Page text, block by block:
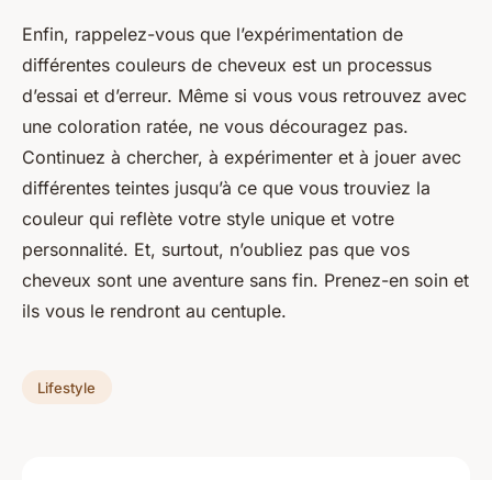
Enfin, rappelez-vous que l’expérimentation de
différentes couleurs de cheveux est un processus
d’essai et d’erreur. Même si vous vous retrouvez avec
une coloration ratée, ne vous découragez pas.
Continuez à chercher, à expérimenter et à jouer avec
différentes teintes jusqu’à ce que vous trouviez la
couleur qui reflète votre style unique et votre
personnalité. Et, surtout, n’oubliez pas que vos
cheveux sont une aventure sans fin. Prenez-en soin et
ils vous le rendront au centuple.
Lifestyle